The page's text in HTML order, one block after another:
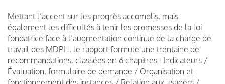
Mettant l’accent sur les progrès accomplis, mais
également les difficultés à tenir les promesses de la loi
fondatrice face à l’augmentation continue de la charge de
travail des MDPH, le rapport formule une trentaine de
recommandations, classées en 6 chapitres : Indicateurs /
Évaluation, formulaire de demande / Organisation et